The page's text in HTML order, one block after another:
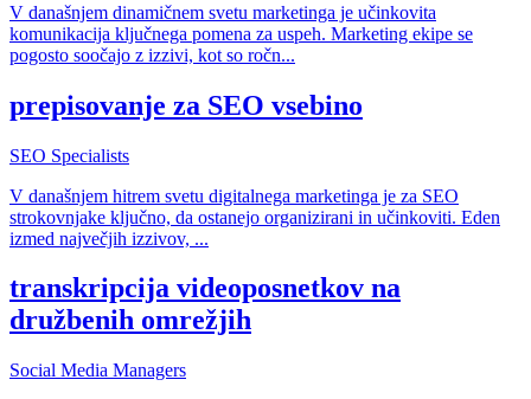
V današnjem dinamičnem svetu marketinga je učinkovita
komunikacija ključnega pomena za uspeh. Marketing ekipe se
pogosto soočajo z izzivi, kot so ročn...
prepisovanje za SEO vsebino
SEO Specialists
V današnjem hitrem svetu digitalnega marketinga je za SEO
strokovnjake ključno, da ostanejo organizirani in učinkoviti. Eden
izmed največjih izzivov, ...
transkripcija videoposnetkov na
družbenih omrežjih
Social Media Managers